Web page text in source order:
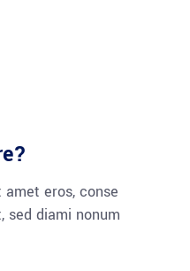
eros, conse
sed diami nonum